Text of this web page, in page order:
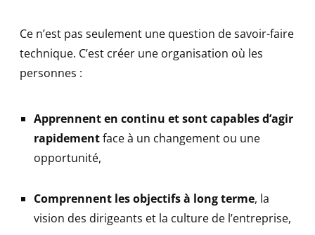
Ce n’est pas seulement une question de savoir-faire
technique. C’est créer une organisation où les
personnes :
Apprennent en continu et sont capables d’agir
rapidementface à un changement ou une
opportunité,
Comprennent les objectifs à long terme, la
vision des dirigeants et la culture de l’entreprise,